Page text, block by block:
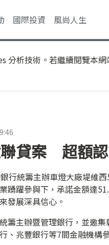
國際投資 風尚人生
分析技術。若繼續閱覽本
貸案 超額
行統籌主辦車燈大廠堤維
踴躍參與下，承諾金額達
發展深具信心。
籌主辦暨管理銀行，並邀
、兆豐銀行等7間金融機構